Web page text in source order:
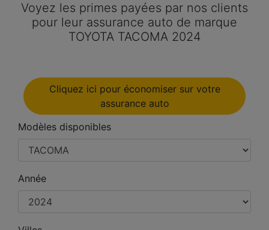
Voyez les primes payées par nos clients
pour leur assurance auto de marque
TOYOTA TACOMA 2024
Cliquez ici pour économiser sur votre
assurance auto
Modèles disponibles
Année